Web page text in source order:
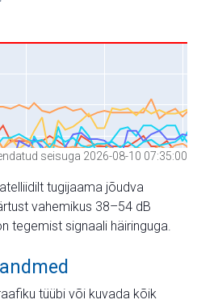
seisuga 2026-08-10 07:35:00
tugijaama jõudva
vahemikus 38–54 dB
tegemist signaali häiringuga.
tüübi või kuvada kõik